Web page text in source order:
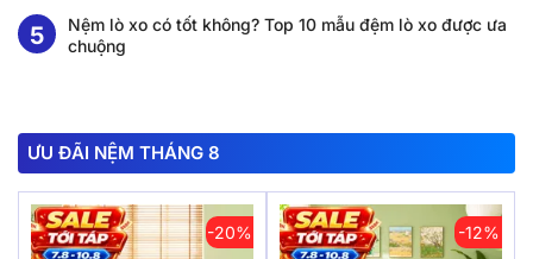
Nệm lò xo có tốt không? Top 10 mẫu đệm lò xo được ưa
chuộng
ƯU ĐÃI NỆM THÁNG 8
-20% -12%